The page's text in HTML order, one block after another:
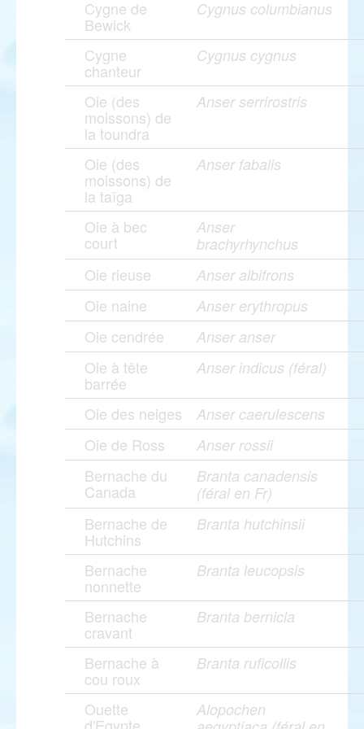
Cygne de
Bewick
Cygnus columbianus
Cygne
chanteur
Cygnus cygnus
Oie (des
moissons) de
la toundra
Anser serrirostris
Oie (des
moissons) de
la taïga
Anser fabalis
Oie à bec
court
Anser
brachyrhynchus
Oie rieuse Anser albifrons
Oie naine Anser erythropus
Oie cendrée Anser anser
Oie à tête
barrée
Anser indicus (féral)
Oie des neiges Anser caerulescens
Oie de Ross Anser rossii
Bernache du
Canada
Branta canadensis
(féral en Fr)
Bernache de
Hutchins
Branta hutchinsii
Bernache
nonnette
Branta leucopsis
Bernache
cravant
Branta bernicla
Bernache à
cou roux
Branta ruficollis
Ouette
Alopochen